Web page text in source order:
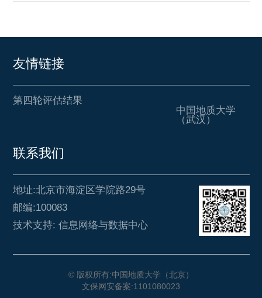
友情链接
第四轮评估结果
中国地质大学
（武汉）
联系我们
地址:北京市海淀区学院路29号
邮编:100083
技术支持: 信息网络与数据中心
© 版权所有:中国地质大学（北京）
文保网安备案:1101080023